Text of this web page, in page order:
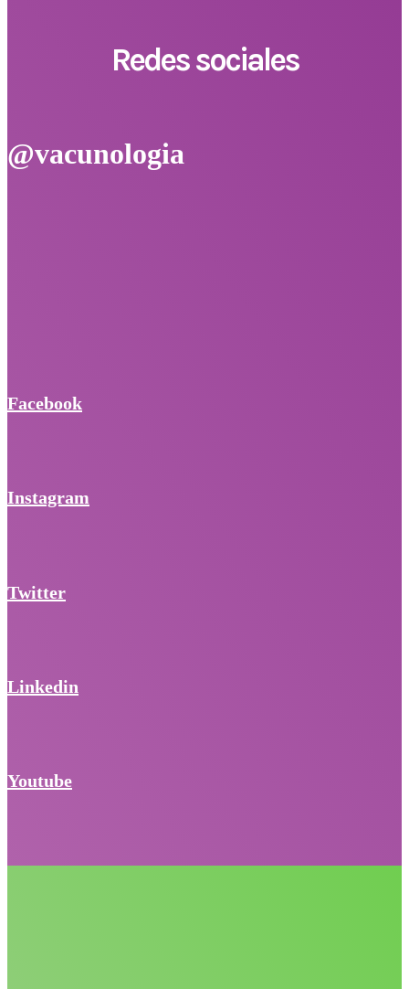
Redes sociales
@vacunologia
Facebook
Instagram
Twitter
Linkedin
Youtube